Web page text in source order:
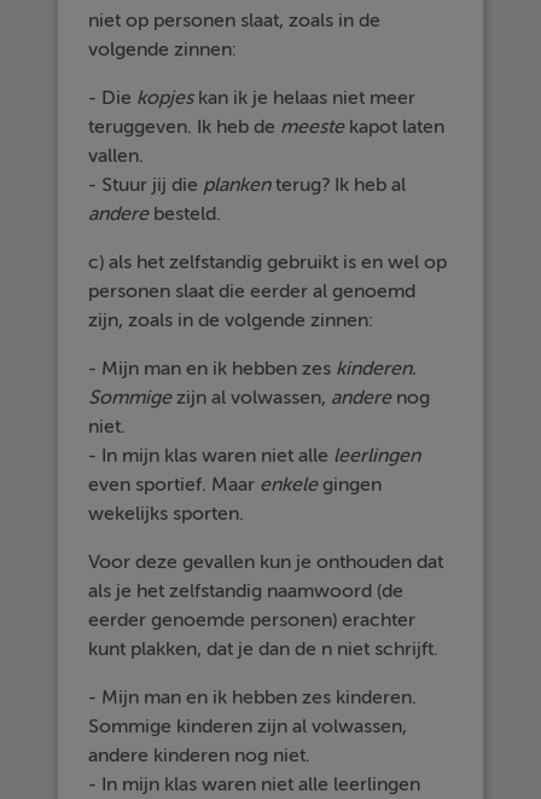
niet op personen slaat, zoals in de
volgende zinnen:
- Die kopjeskan ik je helaas niet meer
teruggeven. Ik heb de meestekapot laten
vallen.
- Stuur jij die plankenterug? Ik heb al
anderebesteld.
c) als het zelfstandig gebruikt is en wel op
personen slaat die eerder al genoemd
zijn, zoals in de volgende zinnen:
- Mijn man en ik hebben zes kinderen.
Sommigezijn al volwassen, anderenog
niet.
- In mijn klas waren niet alle leerlingen
even sportief. Maar enkelegingen
wekelijks sporten.
Voor deze gevallen kun je onthouden dat
als je het zelfstandig naamwoord (de
eerder genoemde personen) erachter
kunt plakken, dat je dan de n niet schrijft.
- Mijn man en ik hebben zes kinderen.
Sommige kinderen zijn al volwassen,
andere kinderen nog niet.
- In mijn klas waren niet alle leerlingen